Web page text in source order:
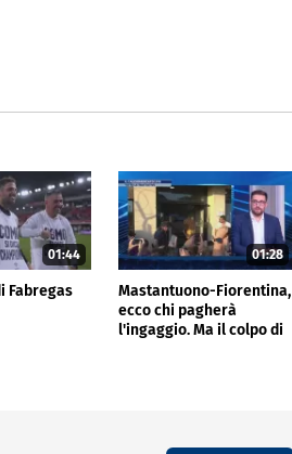
01:44
Fabregas
01:28
Mastantuono-Fiorentina,
ecco chi pagherà
l'ingaggio. Ma il colpo di